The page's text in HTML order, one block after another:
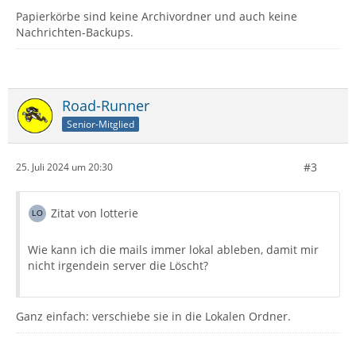
Papierkörbe sind keine Archivordner und auch keine
Nachrichten-Backups.
Road-Runner
Senior-Mitglied
25. Juli 2024 um 20:30 #3
Zitat von lotterie
Wie kann ich die mails immer lokal ableben, damit mir
nicht irgendein server die Löscht?
Ganz einfach: verschiebe sie in die Lokalen Ordner.